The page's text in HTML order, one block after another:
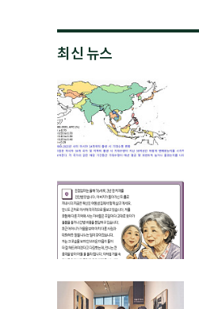
최신 뉴스